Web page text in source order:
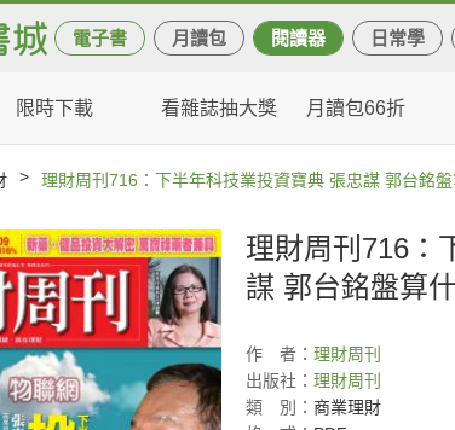
電子書 月讀包 閱讀器 日常學
限時下載 看雜誌抽大獎 月讀包66折
> 理財周刊716：下半年科技業投資寶典 張忠謀 郭台銘盤
理財周刊716：
謀 郭台銘盤算
作 者： 理財周刊
出版社： 理財周刊
類
別： 商業理財